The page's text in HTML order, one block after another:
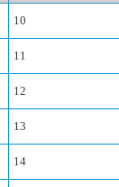
10
11
12
13
14